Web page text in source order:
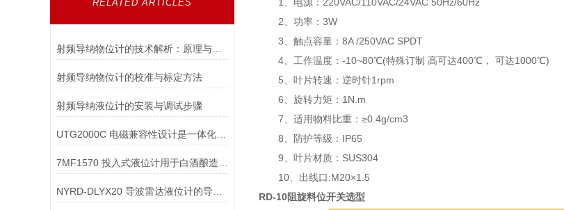
RELATED ARTICLES
射频导纳物位计的技术解析：原理与应用
射频导纳物位计的校准与标定方法
射频导纳液位计的安装与调试步骤
UTG2000C 电磁兼容性设计是一体化超声波物位计在复杂工业环境中稳定工作
2、功率：3W
3、触点容量：8A /250VAC SPDT
4、工作温度：-10~80℃(特殊订制 高可达400℃， 可达1000℃)
5、叶片转速：逆时针1rpm
6、旋转力矩：1N.m
7、适用物料比重：≥0.4g/cm3
8、防护等级：IP65
9、叶片材质：SUS304
10、出线口:M20×1.5
RD-10阻旋料位开关选型